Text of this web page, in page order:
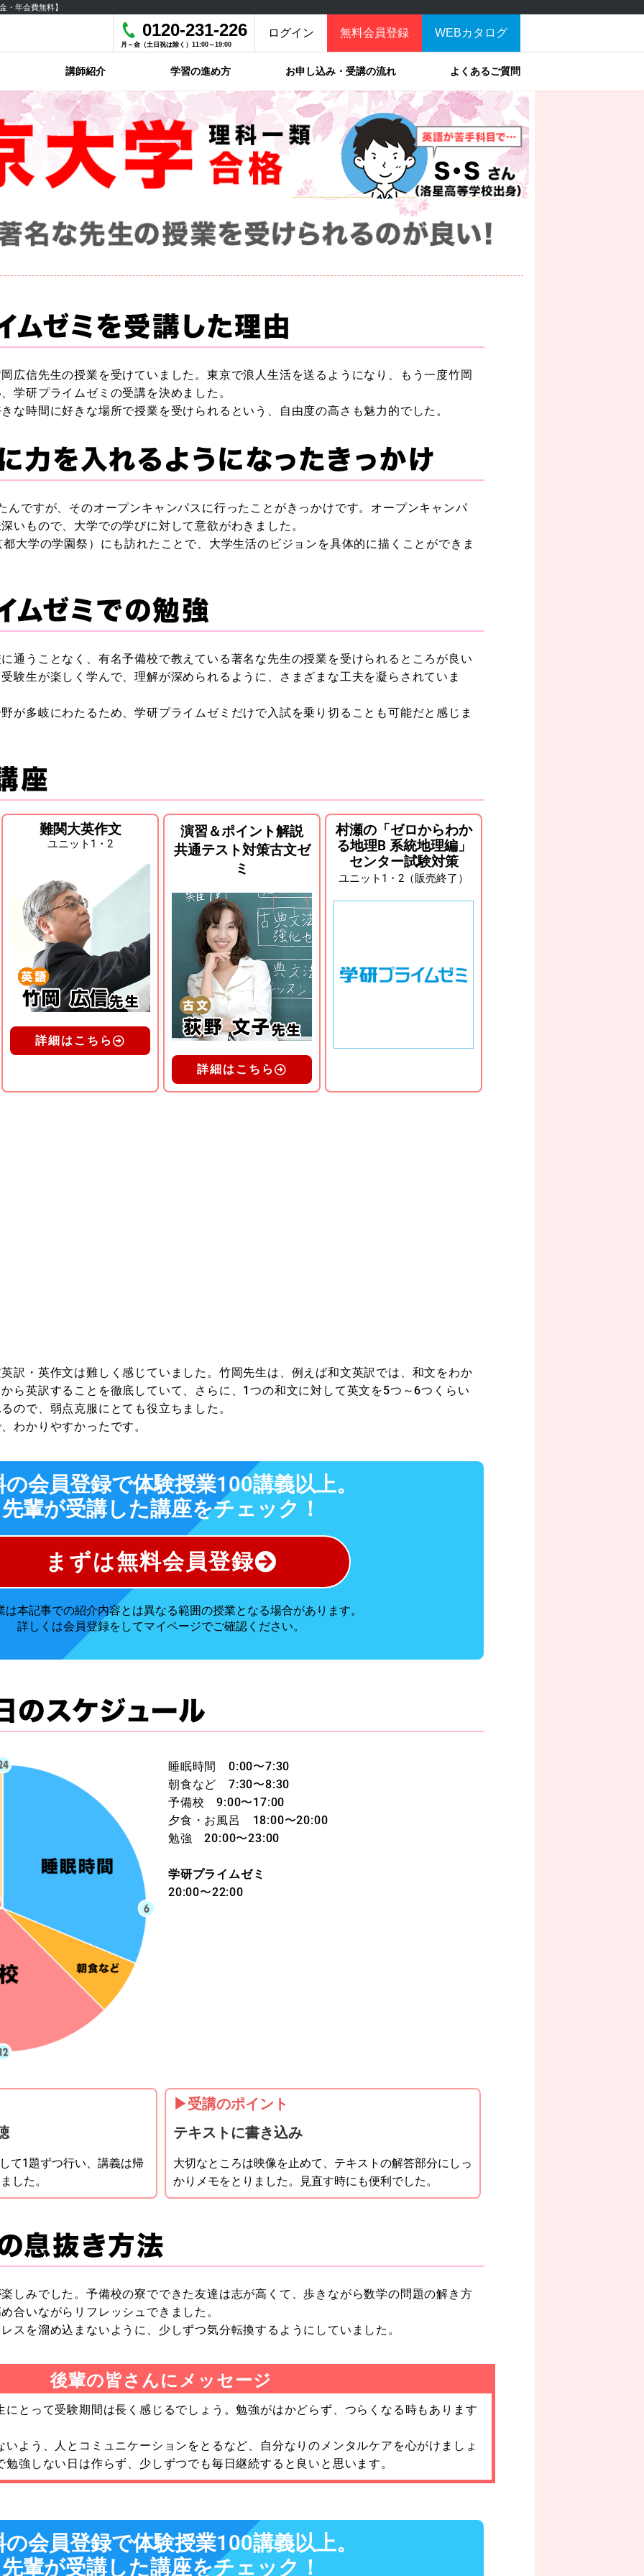
・年会費無料】
0120-231-226
月～金（土日祝は除く）11:00～19:00
ログイン 無料会員登録 WEBカタログ
講師紹介 学習の進め方 お申し込み・受講の流れ よくあるご質問
広信先生の授業を受けていました。東京で浪人生活を送るようになり、もう一度竹岡
学研プライムゼミの受講を決めました。
な時間に好きな場所で授業を受けられるという、自由度の高さも魅力的でした。
んですが、そのオープンキャンパスに行ったことがきっかけです。オープンキャンパ
いもので、大学での学びに対して意欲がわきました。
大学の学園祭）にも訪れたことで、大学生活のビジョンを具体的に描くことができま
通うことなく、有名予備校で教えている著名な先生の授業を受けられるところが良い
験生が楽しく学んで、理解が深められるように、さまざまな工夫を凝らされていま
が多岐にわたるため、学研プライムゼミだけで入試を乗り切ることも可能だと感じま
難関大英作文
ユニット1・2
詳細はこちら
演習＆ポイント解説
共通テスト対策古文ゼ
ミ
詳細はこちら
村瀬の「ゼロからわか
る地理B 系統地理編」
センター試験対策
ユニット1・2（販売終了）
訳・英作文は難しく感じていました。竹岡先生は、例えば和文英訳では、和文をわか
ら英訳することを徹底していて、さらに、 1つの和文に対して英文を5つ～ 6つくらい
ので、弱点克服にとても役立ちました。
わかりやすかったです。
の会員登録で体験授業100講義以上。
先輩が受講した講座をチェック！
まずは無料会員登録
は本記事での紹介内容とは異なる範囲の授業となる場合があります。
詳しくは会員登録をしてマイページでご確認ください。
睡眠時間 0:00〜7:30
朝食など 7:30〜8:30
予備校 9:00〜17:00
夕食・お風呂 18:00〜20:00
勉強 20:00〜23:00
学研プライムゼミ
20:00〜22:00
て1 題ずつ行い、講義は帰
した。
▶︎受講のポイント
テキストに書き込み
大切なところは映像を止めて、テキストの解答部分にしっ
かりメモをとりました。見直す時にも便利でした。
しみでした。予備校の寮でできた友達は志が高くて、歩きながら数学の問題の解き方
合いながらリフレッシュできました。
スを溜め込まないように、少しずつ気分転換するようにしていました。
後輩の皆さんにメッセージ
にとって受験期間は長く感じるでしょう。勉強がはかどらず、つらくなる時もあります
よう、人とコミュニケーションをとるなど、自分なりのメンタルケアを心がけましょ
強しない日は作らず、少しずつでも毎日継続すると良いと思います。
の会員登録で体験授業100講義以上。
先輩が受講した講座をチェック！